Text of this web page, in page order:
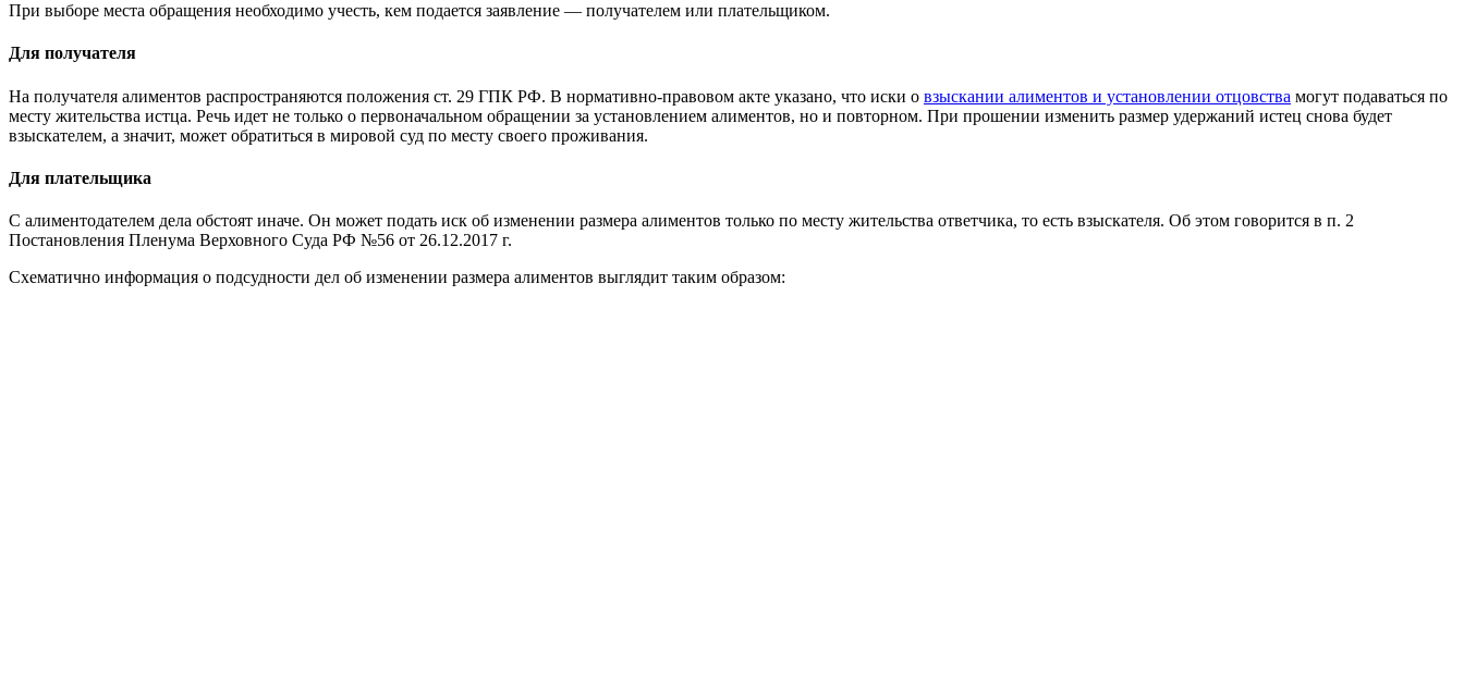
При выборе места обращения необходимо учесть, кем подается заявление — получателем или плательщиком.
Для получателя
На получателя алиментов распространяются положения ст. 29 ГПК РФ. В нормативно-правовом акте указано, что иски о взыскании алиментов и установлении отцовства могут подаваться по
месту жительства истца. Речь идет не только о первоначальном обращении за установлением алиментов, но и повторном. При прошении изменить размер удержаний истец снова будет
взыскателем, а значит, может обратиться в мировой суд по месту своего проживания.
Для плательщика
С алиментодателем дела обстоят иначе. Он может подать иск об изменении размера алиментов только по месту жительства ответчика, то есть взыскателя. Об этом говорится в п. 2
Постановления Пленума Верховного Суда РФ №56 от 26.12.2017 г.
Схематично информация о подсудности дел об изменении размера алиментов выглядит таким образом: